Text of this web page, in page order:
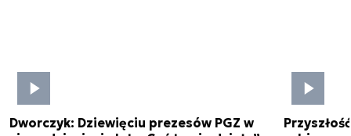
Dworczyk: Dziewięciu prezesów PGZ w